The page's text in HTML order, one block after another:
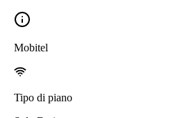
Mobitel
Tipo di piano